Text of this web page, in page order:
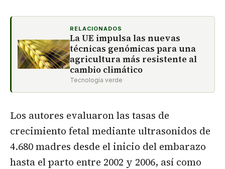
RELACIONADOS
La UE impulsa las nuevas
técnicas genómicas para una
agricultura más resistente al
cambio climático
Tecnología verde
Los autores evaluaron las tasas de
crecimiento fetal mediante ultrasonidos de
4.680 madres desde el inicio del embarazo
hasta el parto entre 2002 y 2006, así como